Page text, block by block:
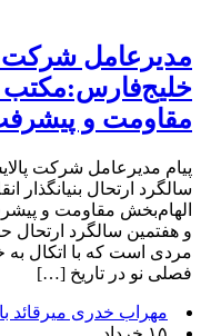
مدیرعامل شرکت
خلیج‌فارس:مکتب
مقاومت و
پیام مدیرعامل شرکت
سالگرد ارتحال بنیانگذار
الهام‌بخش مقاومت و
و هفتمین سالگرد ارتحال
مردی است که با اتکال به
فصلی نو در تاریخ […]
مهراب خدری میرقائد